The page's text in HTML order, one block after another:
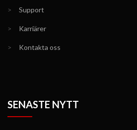
> Support
> Karriärer
> Kontakta oss
SENASTE NYTT